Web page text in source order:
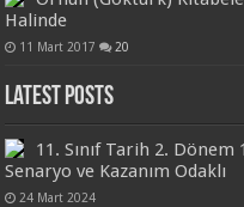
Halinde
11 Mart 2017 20
Latest Posts
11. Sınıf Tarih 2. Dönem
Senaryo ve Kazanım Odaklı
24 Mart 2024